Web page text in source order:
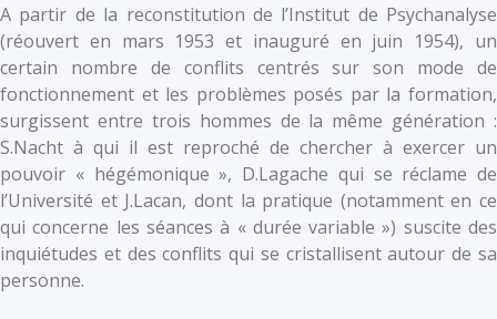
A partir de la reconstitution de l’Institut de Psychanalyse
(réouvert en mars 1953 et inauguré en juin 1954), un
certain nombre de conflits centrés sur son mode de
fonctionnement et les problèmes posés par la formation,
surgissent entre trois hommes de la même génération :
S.Nacht à qui il est reproché de chercher à exercer un
pouvoir « hégémonique », D.Lagache qui se réclame de
l’Université et J.Lacan, dont la pratique (notamment en ce
qui concerne les séances à « durée variable ») suscite des
inquiétudes et des conflits qui se cristallisent autour de sa
personne.